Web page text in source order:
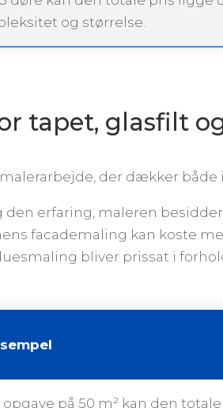
og størrelse.
tapet, glasfilt
der dækker
erfaring, maleren
facademaling kan koste
bliver prissat i
opgave på 50 m² kan den